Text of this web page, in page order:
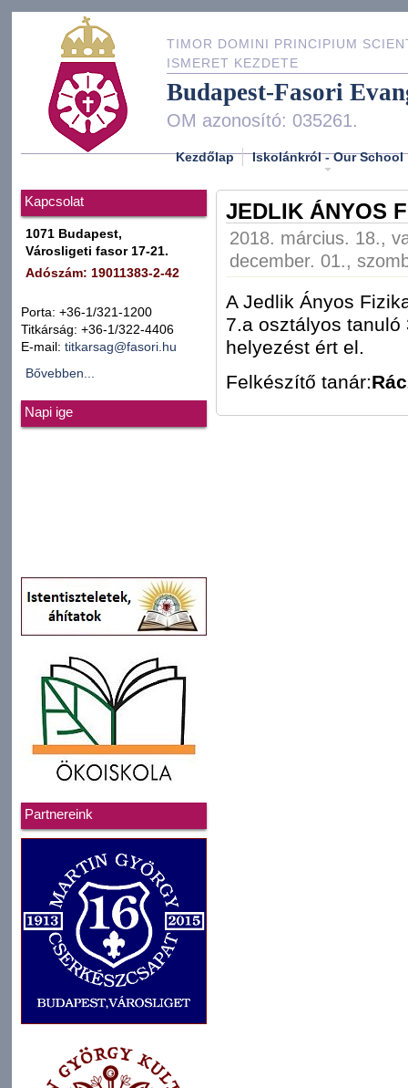
TIMOR DOMINI PRINCIPIUM
ISMERET KEZDETE
Budapest-Fasori
OM azonosító: 035261.
Kezdőlap Iskolánkról - Our School
Kapcsolat
1071 Budapest,
Városligeti fasor 17-21.
Adószám: 19011383-2-42
Porta: +36-1/321-1200
Titkárság: +36-1/322-4406
E-mail: titkarsag@fasori.hu
Bővebben...
Napi ige
Partnereink
JEDLIK ÁNYOS
2018. március. 18.,
december. 01.,
A Jedlik Ányos
7.a osztályos
helyezést ért el.
Felkészítő tanár: